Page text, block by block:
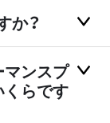
か？
マンスプ
くらです